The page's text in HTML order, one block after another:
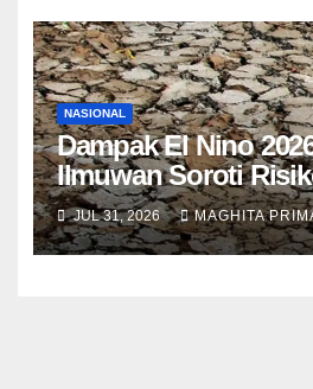
NASIONAL
Dampak El Nino
Ilmuwan Soroti
Mitigasi
JUL 31, 2026 MAGHITA